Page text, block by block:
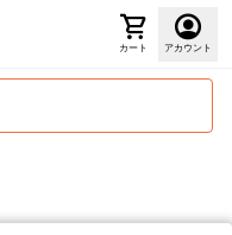
カート アカウント